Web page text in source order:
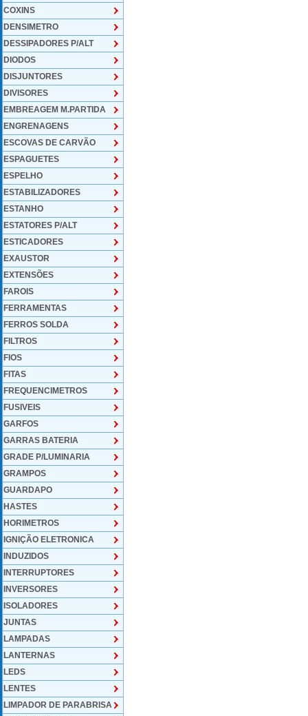
COXINS
DENSIMETRO
DESSIPADORES P/ALT
DIODOS
DISJUNTORES
DIVISORES
EMBREAGEM M.PARTIDA
ENGRENAGENS
ESCOVAS DE CARVÃO
ESPAGUETES
ESPELHO
ESTABILIZADORES
ESTANHO
ESTATORES P/ALT
ESTICADORES
EXAUSTOR
EXTENSÕES
FAROIS
FERRAMENTAS
FERROS SOLDA
FILTROS
FIOS
FITAS
FREQUENCIMETROS
FUSIVEIS
GARFOS
GARRAS BATERIA
GRADE P/LUMINARIA
GRAMPOS
GUARDAPO
HASTES
HORIMETROS
IGNIÇÃO ELETRONICA
INDUZIDOS
INTERRUPTORES
INVERSORES
ISOLADORES
JUNTAS
LAMPADAS
LANTERNAS
LEDS
LENTES
LIMPADOR DE PARABRISA